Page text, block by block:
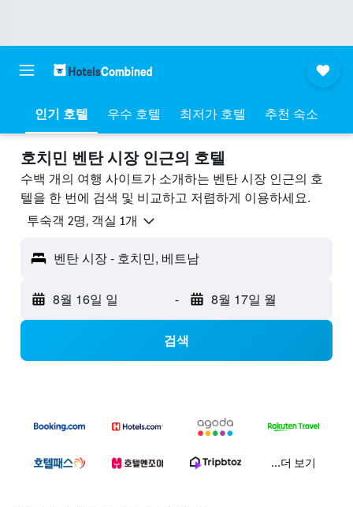
인기 호텔 우수 호텔 최저가 호텔 추천 숙소
호치민 벤탄 시장 ​인근의 호텔
수백 개의 여행 사이트가 소개하는 벤탄 시장 인근의 호
텔을 한 번에 검색 및 비교하고 저렴하게 이용하세요.
​투숙객 2​명, ​객실 1개
벤탄 시장 - 호치민, 베트남
8월 16일 일 - 8월 17일 월
검색
...더 보기